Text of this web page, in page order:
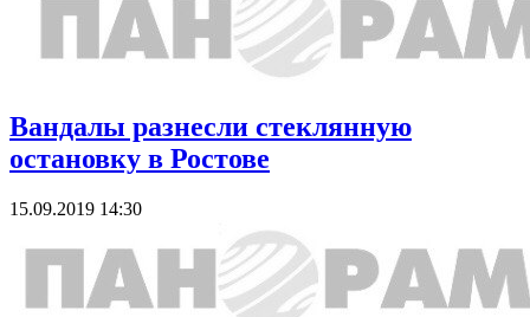
Вандалы разнесли стеклянную
остановку в Ростове
15.09.2019 14:30